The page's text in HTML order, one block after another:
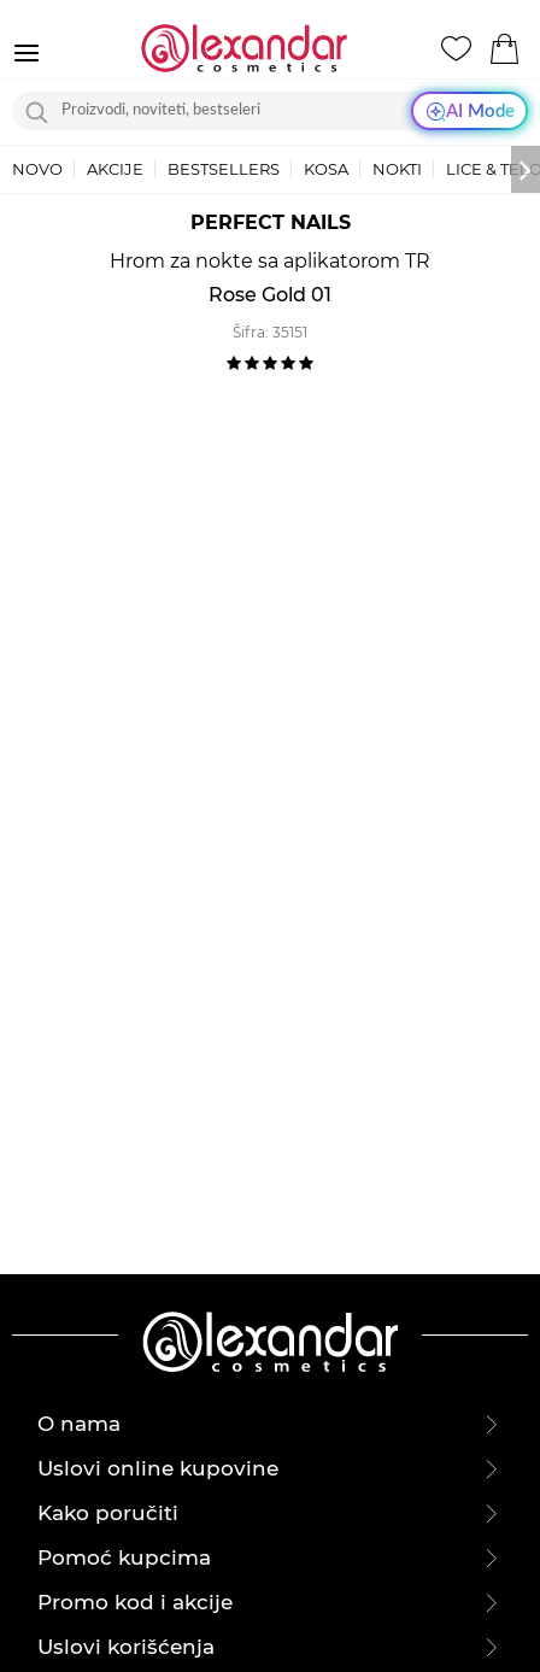
AI Mode
NOVO AKCIJE BESTSELLERS KOSA NOKTI LICE &
PERFECT NAILS
Hrom za nokte sa aplikatorom TR
Rose Gold 01
Šifra: 35151
O nama
Uslovi online kupovine
Kako poručiti
Pomoć kupcima
Promo kod i akcije
Uslovi korišćenja